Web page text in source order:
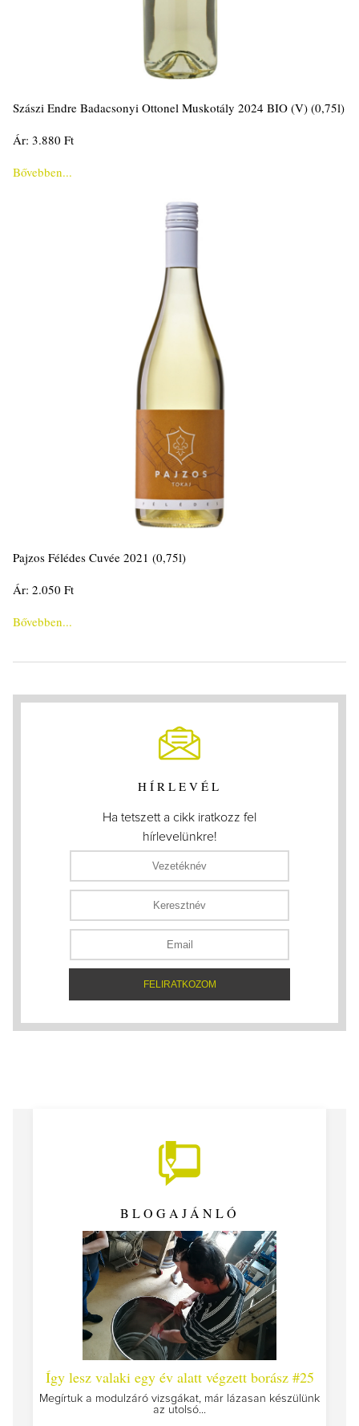
Szászi Endre Badacsonyi Ottonel Muskotály 2024 BIO (V) (0,75l)
Ár: 3.880 Ft
Bővebben...
Pajzos Félédes Cuvée 2021 (0,75l)
Ár: 2.050 Ft
Bővebben...
HÍRLEVÉL
Ha tetszett a cikk iratkozz fel
hírlevelünkre!
BLOGAJÁNLÓ
Így lesz valaki egy év alatt végzett borász #25
Megírtuk a modulzáró vizsgákat, már lázasan készülünk
az utolsó...